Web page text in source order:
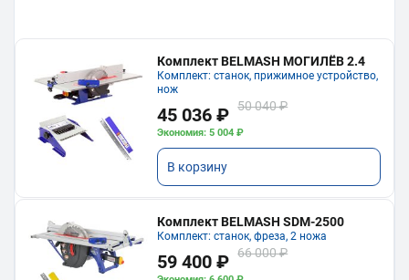
Комплект BELMASH МОГИЛЁВ 2.4
Комплект: станок, прижимное устройство,
нож
45 036 ₽ 50 040 ₽
Экономия: 5 004 ₽
В корзину
Комплект BELMASH SDM-2500
Комплект: станок, фреза, 2 ножа
59 400 ₽ 66 000 ₽